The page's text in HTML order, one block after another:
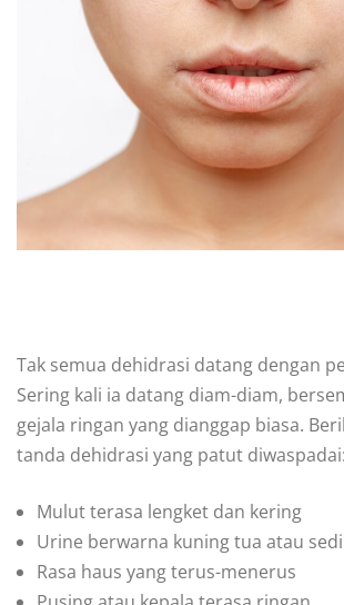
Tak semua dehidrasi datang dengan
Sering kali ia datang diam-diam,
gejala ringan yang dianggap biasa.
tanda dehidrasi yang patut diwaspadai:
Mulut terasa lengket dan kering
Urine berwarna kuning tua atau
Rasa haus yang terus-menerus